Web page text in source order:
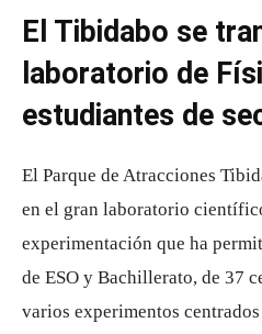
El Tibidabo se
laboratorio de
estudiantes de
El Parque de Atracciones
en el gran laboratorio
experimentación que ha
de ESO y Bachillerato, de 37
varios experimentos